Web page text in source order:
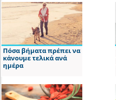
Πόσα βήματα πρέπει να
κάνουμε τελικά ανά
ημέρα